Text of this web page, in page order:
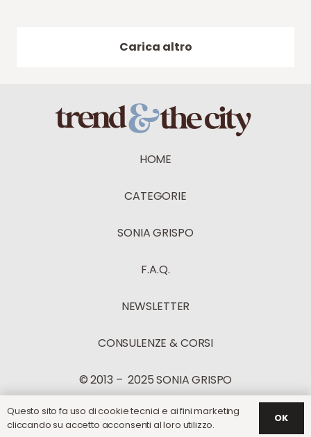
Carica altro
HOME
CATEGORIE
SONIA GRISPO
F.A.Q.
NEWSLETTER
CONSULENZE & CORSI
© 2013 – 2025 SONIA GRISPO
Questo sito fa uso di cookie tecnici e ai fini marketing
cliccando su accetto acconsenti al loro utilizzo.
OK